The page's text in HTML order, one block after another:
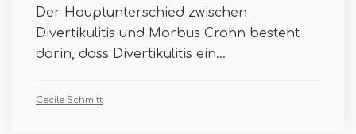
Der Hauptunterschied zwischen
Divertikulitis und Morbus Crohn besteht
darin, dass Divertikulitis ein...
Cecile Schmitt